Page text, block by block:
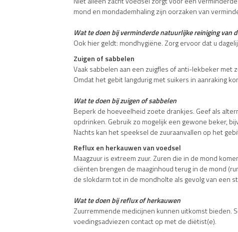
mond en mondademhaling zijn oorzaken van
Wat te doen bij verminderde natuurlijke reiniging van
Ook hier geldt: mondhygiëne. Zorg ervoor dat u
Zuigen of sabbelen
Vaak sabbelen aan een zuigfles of anti-lekbeker
Omdat het gebit langdurig met suikers in aanraking
Wat te doen bij zuigen of sabbelen
Beperk de hoeveelheid zoete drankjes. Geef als
opdrinken. Gebruik zo mogelijk een gewone beker,
Nachts kan het speeksel de zuuraanvallen op het
Reflux en herkauwen van voedsel
Maagzuur is extreem zuur. Zuren die in de mond
cliënten brengen de maaginhoud terug in de mond
de slokdarm tot in de mondholte als gevolg van een
Wat te doen bij reflux of herkauwen
Zuurremmende medicijnen kunnen uitkomst bieden.
voedingsadviezen contact op met de diëtist(e).